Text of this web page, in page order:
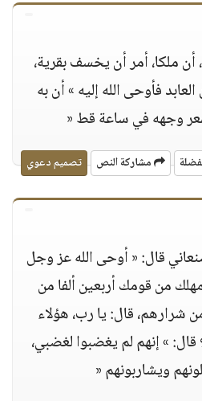
ملكا، أمر أن يخسف بقرية،
فأوحى الله إليه » أن به
وجهه في ساعة قط «
مشاركة النص تصميم دعوي
قال: « أوحى الله عز وجل
من قومك أربعين ألفا من
شرارهم، قال: يا رب، هؤلاء
قال: » إنهم لم يغضبوا لغضبي،
ويشاربونهم «